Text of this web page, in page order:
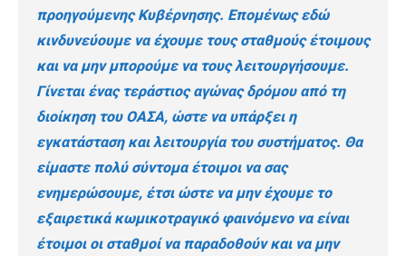
προηγούμενης Κυβέρνησης. Επομένως εδώ
κινδυνεύουμε να έχουμε τους σταθμούς έτοιμους
και να μην μπορούμε να τους λειτουργήσουμε.
Γίνεται ένας τεράστιος αγώνας δρόμου από τη
διοίκηση του ΟΑΣΑ, ώστε να υπάρξει η
εγκατάσταση και λειτουργία του συστήματος. Θα
είμαστε πολύ σύντομα έτοιμοι να σας
ενημερώσουμε, έτσι ώστε να μην έχουμε το
εξαιρετικά κωμικοτραγικό φαινόμενο να είναι
έτοιμοι οι σταθμοί να παραδοθούν και να μην